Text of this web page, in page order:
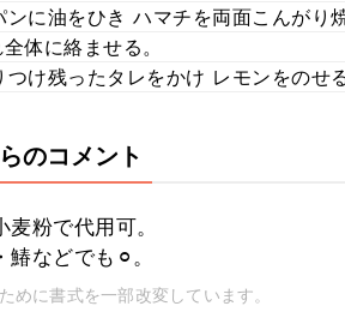
に油をひき ハマチを両面こんがり焼
体に絡ませる。
け残ったタレをかけ レモンをのせる
のコメント
粉で代用可。
などでも⚪︎。
めに書式を一部改変しています。